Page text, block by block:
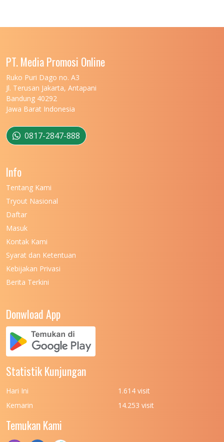
UNIVERSITAS MALIKUSSALEH
UNIVERSITAS MARITIM RAJA ALI HAJI
UNIVERSITAS MATARAM
UNIVERSITAS MULAWARMAN
UNIVERSITAS MUSAMUS
UNIVERSITAS NEGERI KHAIRUN
UNIVERSITAS NEGERI MANADO
UNIVERSITAS NEGERI MEDAN
UNIVERSITAS NEGERI PADANG
UNIVERSITAS NUSA CENDANA
UNIVERSITAS PADJADJARAN
UNIVERSITAS PATTIMURA
(UPN) VETERAN JAKARTA
UNIVERSITAS PEMBANGUNAN NASIONAL
(UPN) VETERAN JAWA TIMUR
PT. Media Promosi Online
Ruko Puri Dago no. A3
Jl. Terusan Jakarta, Antapani
Bandung 40292
Jawa Barat Indonesia
0817-2847-888
Info
Tentang Kami
Tryout Nasional
Daftar
Masuk
Kontak Kami
Syarat dan Ketentuan
Kebijakan Privasi
Berita Terkini
Donwload App
Statistik Kunjungan
Hari Ini
1.614 visit
Kemarin
14.253 visit
Temukan Kami